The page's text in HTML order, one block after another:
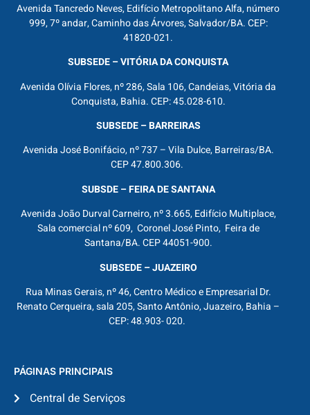
Avenida Tancredo Neves, Edifício Metropolitano Alfa, número
999, 7º andar, Caminho das Árvores, Salvador/BA. CEP:
41820-021.
SUBSEDE – VITÓRIA DA CONQUISTA
Avenida Olívia Flores, nº 286, Sala 106, Candeias, Vitória da
Conquista, Bahia. CEP: 45.028-610.
SUBSEDE – BARREIRAS
Avenida José Bonifácio, nº 737 – Vila Dulce, Barreiras/BA.
CEP 47.800.306.
SUBSDE – FEIRA DE SANTANA
Avenida João Durval Carneiro, nº 3.665, Edifício Multiplace,
Sala comercial nº 609, Coronel José Pinto, Feira de
Santana/BA. CEP 44051-900.
SUBSEDE – JUAZEIRO
Rua Minas Gerais, nº 46, Centro Médico e Empresarial Dr.
Renato Cerqueira, sala 205, Santo Antônio, Juazeiro, Bahia –
CEP: 48.903- 020.
PÁGINAS PRINCIPAIS
Central de Serviços